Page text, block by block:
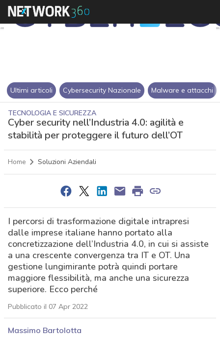
Ultimi articoli Cybersecurity Nazionale Malware e attacchi
TECNOLOGIA E SICUREZZA
Cyber security nell’Industria 4.0: agilità e
stabilità per proteggere il futuro dell’OT
Home Soluzioni Aziendali
I percorsi di trasformazione digitale intrapresi
dalle imprese italiane hanno portato alla
concretizzazione dell’Industria 4.0, in cui si assiste
a una crescente convergenza tra IT e OT. Una
gestione lungimirante potrà quindi portare
maggiore flessibilità, ma anche una sicurezza
superiore. Ecco perché
Pubblicato il 07 Apr 2022
Massimo Bartolotta